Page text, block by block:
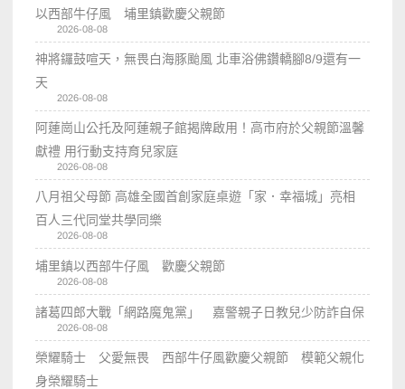
以西部牛仔風 埔里鎮歡慶父親節
2026-08-08
神將鑼鼓喧天，無畏白海豚颱風 北車浴佛鑽轎腳8/9還有一
天
2026-08-08
阿蓮崗山公托及阿蓮親子館揭牌啟用！高市府於父親節溫馨
獻禮 用行動支持育兒家庭
2026-08-08
八月祖父母節 高雄全國首創家庭桌遊「家．幸福城」亮相
百人三代同堂共學同樂
2026-08-08
埔里鎮以西部牛仔風 歡慶父親節
2026-08-08
諸葛四郎大戰「網路魔鬼黨」 嘉警親子日教兒少防詐自保
2026-08-08
榮耀騎士 父愛無畏 西部牛仔風歡慶父親節 模範父親化
身榮耀騎士